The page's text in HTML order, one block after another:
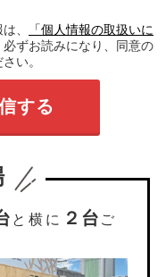
、
「個人情報の取扱いに
ずお読みになり、同意の
い。
する
と横に ２台 ご